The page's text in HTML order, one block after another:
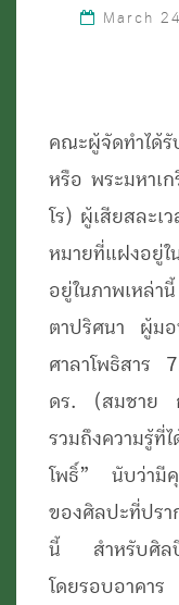
March
คณะผู้จัดทำได้รั
หรือ พระมหาเ
โร) ผู้เสียสละเ
หมายที่แฝงอยู่ใ
อยู่ในภาพเหล่า
ตาปริศนา ผู้ม
ศาลาโพธิสาร
ดร. (สมชาย ก
รวมถึงความรู้
โพธิ์” นับว่ามีคุ
ของศิลปะที่ปรา
นี้ สำหรับศิลปิ
โดยรอบอาคา